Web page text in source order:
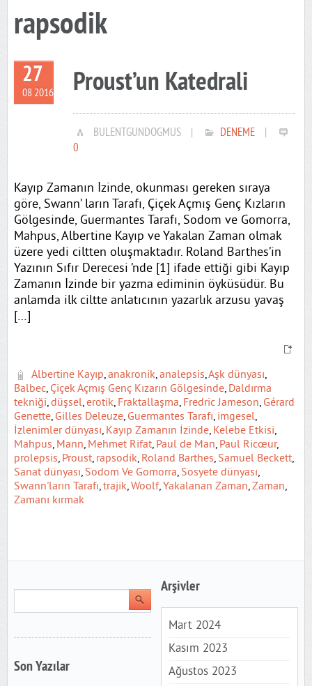
rapsodik
27
08 2016 Proust’un Katedrali
BULENTGUNDOGMUS | DENEME
|
0
Kayıp Zamanın İzinde, okunması gereken sıraya
göre, Swann’ ların Tarafı, Çiçek Açmış Genç Kızların
Gölgesinde, Guermantes Tarafı, Sodom ve Gomorra,
Mahpus, Albertine Kayıp ve Yakalan Zaman olmak
üzere yedi ciltten oluşmaktadır. Roland Barthes’in
Yazının Sıfır Derecesi ’nde [1] ifade ettiği gibi Kayıp
Zamanın İzinde bir yazma ediminin öyküsüdür. Bu
anlamda ilk ciltte anlatıcının yazarlık arzusu yavaş
[…]
Albertine Kayıp,anakronik,analepsis,Aşk dünyası,
Balbec, Çiçek Açmış Genç Kızarın Gölgesinde, Daldırma
tekniği,düşsel,erotik, Fraktallaşma, Fredric Jameson, Gérard
Genette, Gilles Deleuze, Guermantes Tarafı, imgesel,
İzlenimler dünyası, Kayıp Zamanın İzinde, Kelebe Etkisi,
Mahpus, Mann, Mehmet Rifat, Paul de Man, Paul Ricœur,
prolepsis, Proust, rapsodik, Roland Barthes, Samuel Beckett,
Sanat dünyası, Sodom Ve Gomorra, Sosyete dünyası,
Swann'ların Tarafı,trajik,Woolf,Yakalanan Zaman,Zaman,
Zamanı kırmak
Son Yazılar
Arşivler
Mart 2024
Kasım 2023
Ağustos 2023